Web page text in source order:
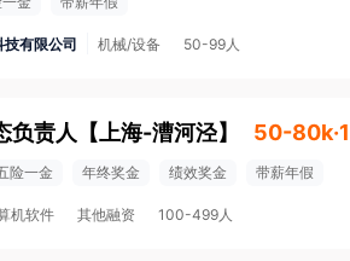
有限公司 机械/设备 50-99人
负责人 【 上海-漕河泾】 50-
险一金 年终奖金 绩效奖金 带薪年假
机软件 其他融资 100-499人